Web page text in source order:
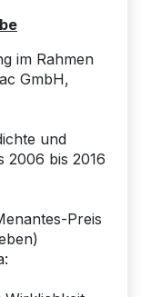
im Rahmen
GmbH,
und
2006 bis 2016
Preis